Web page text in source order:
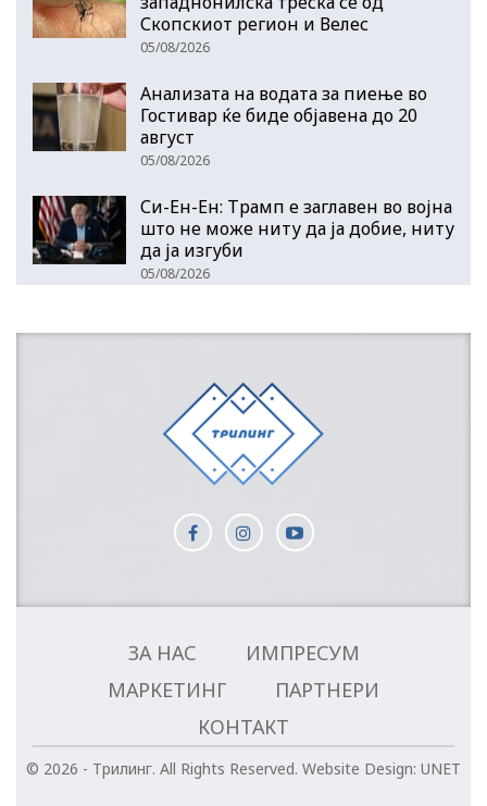
Скопскиот регион и Велес
05/08/2026
Анализата на водата за пиење во
Гостивар ќе биде објавена до 20
август
05/08/2026
Си-Ен-Ен: Трамп е заглавен во војна
што не може ниту да ја добие, ниту
да ја изгуби
05/08/2026
ЗА НАС
ИМПРЕСУМ
МАРКЕТИНГ
ПАРТНЕРИ
КОНТАКТ
© 2026 - Трилинг. All Rights Reserved. Website Design: UNET